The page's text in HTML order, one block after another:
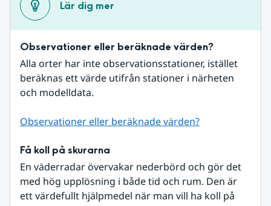
Lär dig mer
Observationer eller beräknade värden?
Alla orter har inte observationsstationer, istället
beräknas ett värde utifrån stationer i närheten
och modelldata.
Observationer eller beräknade värden?
Få koll på skurarna
En väderradar övervakar nederbörd och gör det
med hög upplösning i både tid och rum. Den är
ett värdefullt hjälpmedel när man vill ha koll på